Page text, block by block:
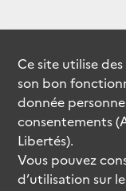
Ce site utilise des
son bon
donnée
consentements
Libertés).
Vous pouvez
d’utilisation sur